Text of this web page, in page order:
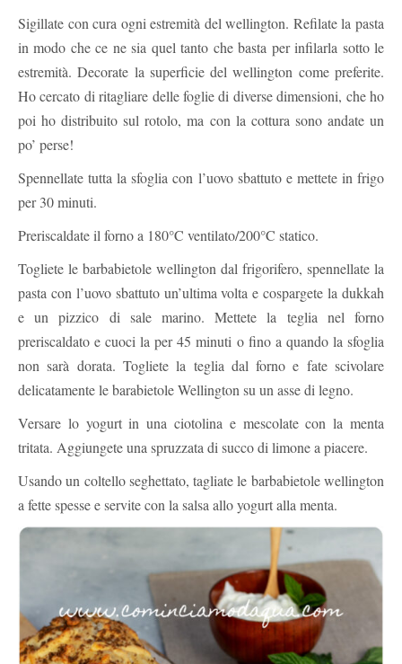
Sigillate con cura ogni estremità del wellington. Refilate la pasta
in modo che ce ne sia quel tanto che basta per infilarla sotto le
estremità. Decorate la superficie del wellington come preferite.
Ho cercato di ritagliare delle foglie di diverse dimensioni, che ho
poi ho distribuito sul rotolo, ma con la cottura sono andate un
po’ perse!
Spennellate tutta la sfoglia con l’uovo sbattuto e mettete in frigo
per 30 minuti.
Preriscaldate il forno a 180°C ventilato/200°C statico.
Togliete le barbabietole wellington dal frigorifero, spennellate la
pasta con l’uovo sbattuto un’ultima volta e cospargete la dukkah
e un pizzico di sale marino. Mettete la teglia nel forno
preriscaldato e cuoci la per 45 minuti o fino a quando la sfoglia
non sarà dorata. Togliete la teglia dal forno e fate scivolare
delicatamente le barabietole Wellington su un asse di legno.
Versare lo yogurt in una ciotolina e mescolate con la menta
tritata. Aggiungete una spruzzata di succo di limone a piacere.
Usando un coltello seghettato, tagliate le barbabietole wellington
a fette spesse e servite con la salsa allo yogurt alla menta.